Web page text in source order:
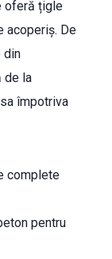
oferă țigle
acoperiș. De
din
de la
împotriva
complete
pentru